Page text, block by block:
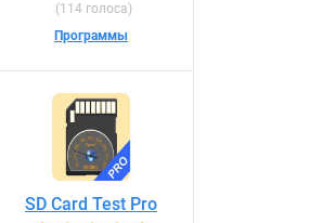
(114 голоса)
Программы
SD Card Test Pro